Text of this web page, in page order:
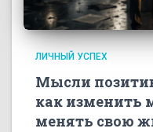
ЛИЧНЫЙ УСПЕХ
Мысли
как изменить
менять свою